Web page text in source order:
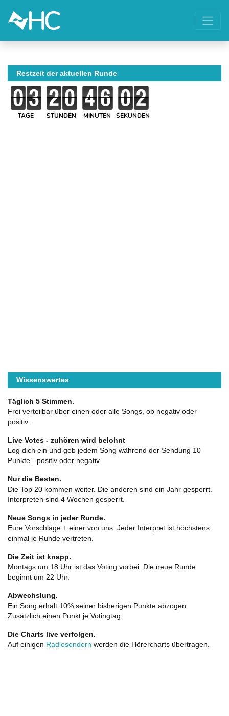
Restzeit der aktuellen Runde
TAGE STUNDEN MINUTEN SEKUNDEN
Wissenswertes
Täglich 5 Stimmen.
Frei verteilbar über einen oder alle Songs, ob negativ oder
positiv..
Live Votes - zuhören wird belohnt
Log dich ein und geb jedem Song während der Sendung 10
Punkte - positiv oder negativ
Nur die Besten.
Die Top 20 kommen weiter. Die anderen sind ein Jahr gesperrt.
Interpreten sind 4 Wochen gesperrt.
Neue Songs in jeder Runde.
Eure Vorschläge + einer von uns. Jeder Interpret ist höchstens
einmal je Runde vertreten.
Die Zeit ist knapp.
Montags um 18 Uhr ist das Voting vorbei. Die neue Runde
beginnt um 22 Uhr.
Abwechslung.
Ein Song erhält 10% seiner bisherigen Punkte abzogen.
Zusätzlich einen Punkt je Votingtag.
Die Charts live verfolgen.
Auf einigen Radiosendern werden die Hörercharts übertragen.